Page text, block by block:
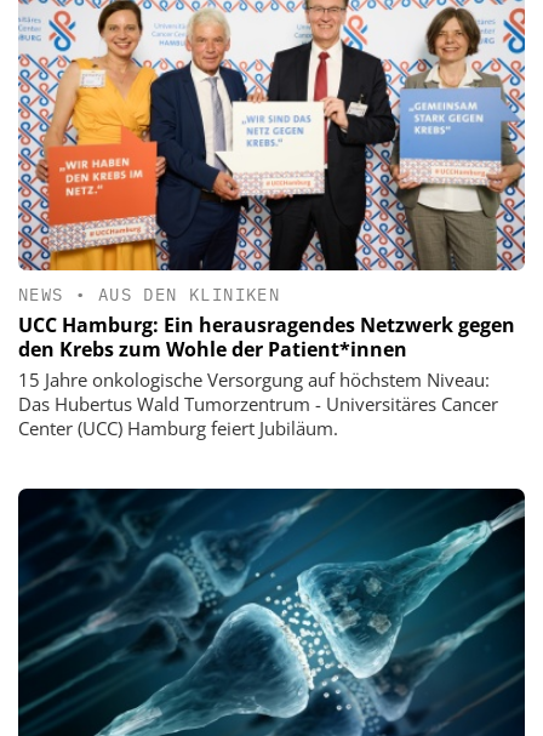
NEWS • AUS DEN KLINIKEN
UCC Hamburg: Ein herausragendes Netzwerk gegen
den Krebs zum Wohle der Patient*innen
15 Jahre onkologische Versorgung auf höchstem Niveau:
Das Hubertus Wald Tumorzentrum - Universitäres Cancer
Center (UCC) Hamburg feiert Jubiläum.